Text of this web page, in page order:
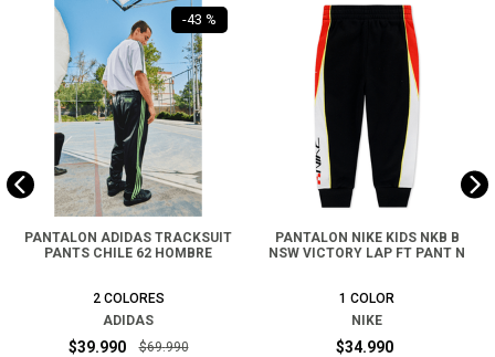
-43 %
PANTALON ADIDAS TRACKSUIT
PANTS CHILE 62 HOMBRE
2 COLORES
ADIDAS
$39.990 $69.990
PANTALON NIKE KIDS NKB B
NSW VICTORY LAP FT PANT N
1 COLOR
NIKE
$34.990